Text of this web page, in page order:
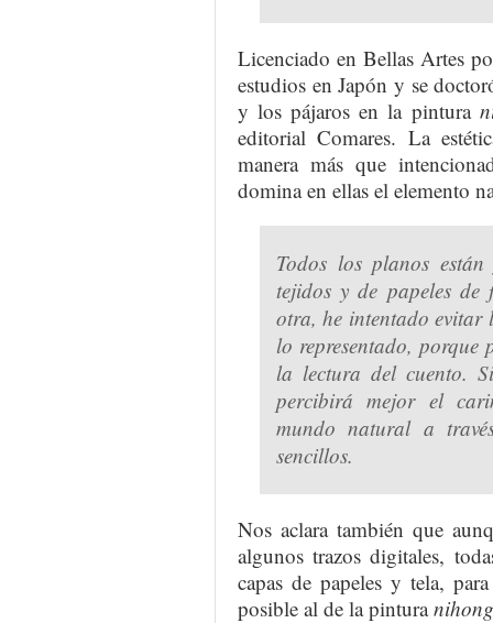
Licenciado en Bellas Artes
estudios en Japón y se
y los pájaros en la pintura
editorial Comares. La
manera más que
domina en ellas el elemento
Todos los planos
tejidos y de papeles
otra, he intentado evitar
lo representado, porque
la lectura del cuento.
percibirá mejor el
mundo natural a
sencillos.
Nos aclara también que
algunos trazos digitales,
capas de papeles y tela,
posible al de la pintura